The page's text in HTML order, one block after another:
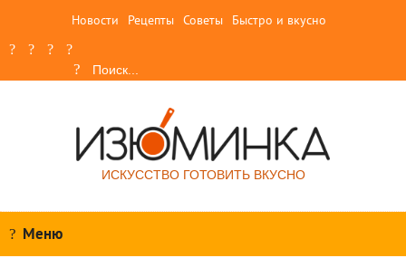
Новости Рецепты Советы Быстро и вкусно
ИСКУССТВО ГОТОВИТЬ ВКУСНО
Меню